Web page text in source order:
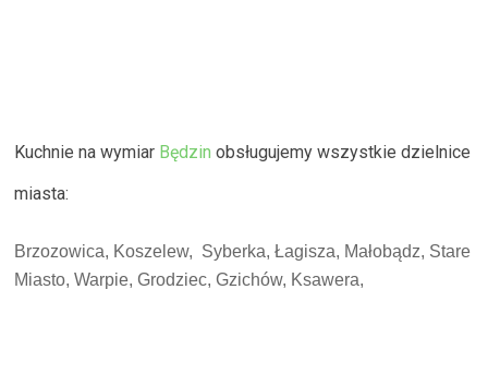
Kuchnie na wymiar Będzin obsługujemy wszystkie dzielnice
miasta:
Brzozowica, Koszelew, Syberka, Łagisza, Małobądz, Stare
Miasto, Warpie, Grodziec, Gzichów, Ksawera,